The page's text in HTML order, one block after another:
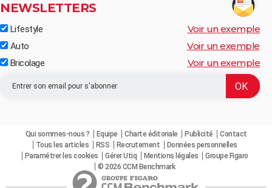
NEWSLETTERS
Lifestyle Voir un exemple
Auto Voir un exemple
Bricolage Voir un exemple
Qui sommes-nous ? Equipe Charte éditoriale Publicité
Contact
Tous les articles
RSS Recrutement
Données personnelles
Paramétrer les cookies
Gérer Utiq Mentions légales
Groupe Figaro
© 2026 CCM Benchmark